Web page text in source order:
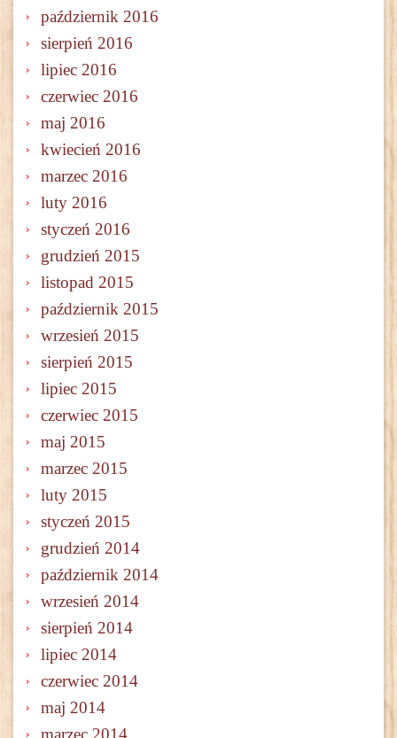
październik 2016
sierpień 2016
lipiec 2016
czerwiec 2016
maj 2016
kwiecień 2016
marzec 2016
luty 2016
styczeń 2016
grudzień 2015
listopad 2015
październik 2015
wrzesień 2015
sierpień 2015
lipiec 2015
czerwiec 2015
maj 2015
marzec 2015
luty 2015
styczeń 2015
grudzień 2014
październik 2014
wrzesień 2014
sierpień 2014
lipiec 2014
czerwiec 2014
maj 2014
marzec 2014